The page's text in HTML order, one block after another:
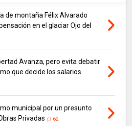
de montaña Félix Alvarado
en el glaciar Ojo del
Avanza, pero evita debatir
que decide los salarios
municipal por un presunto
Privadas
62